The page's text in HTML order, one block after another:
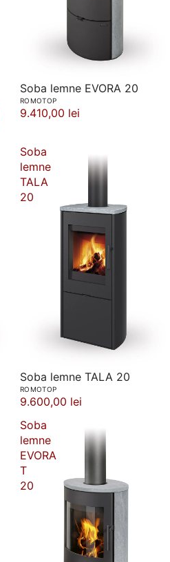
Soba lemne EVORA 20
ROMOTOP
9.410,00 lei
Soba
lemne
TALA
20
Soba lemne TALA 20
ROMOTOP
9.600,00 lei
Soba
lemne
EVORA
T
20